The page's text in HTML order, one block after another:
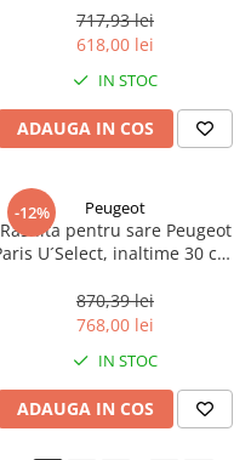
buc
717,93 lei
618,00 lei
IN STOC
ADAUGA IN COS
-12% Peugeot
Rasnita pentru sare Peugeot
U´Select, inaltime 30 cm,
buc
870,39 lei
768,00 lei
IN STOC
ADAUGA IN COS